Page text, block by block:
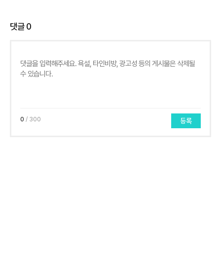
댓글0
0 / 300 등록